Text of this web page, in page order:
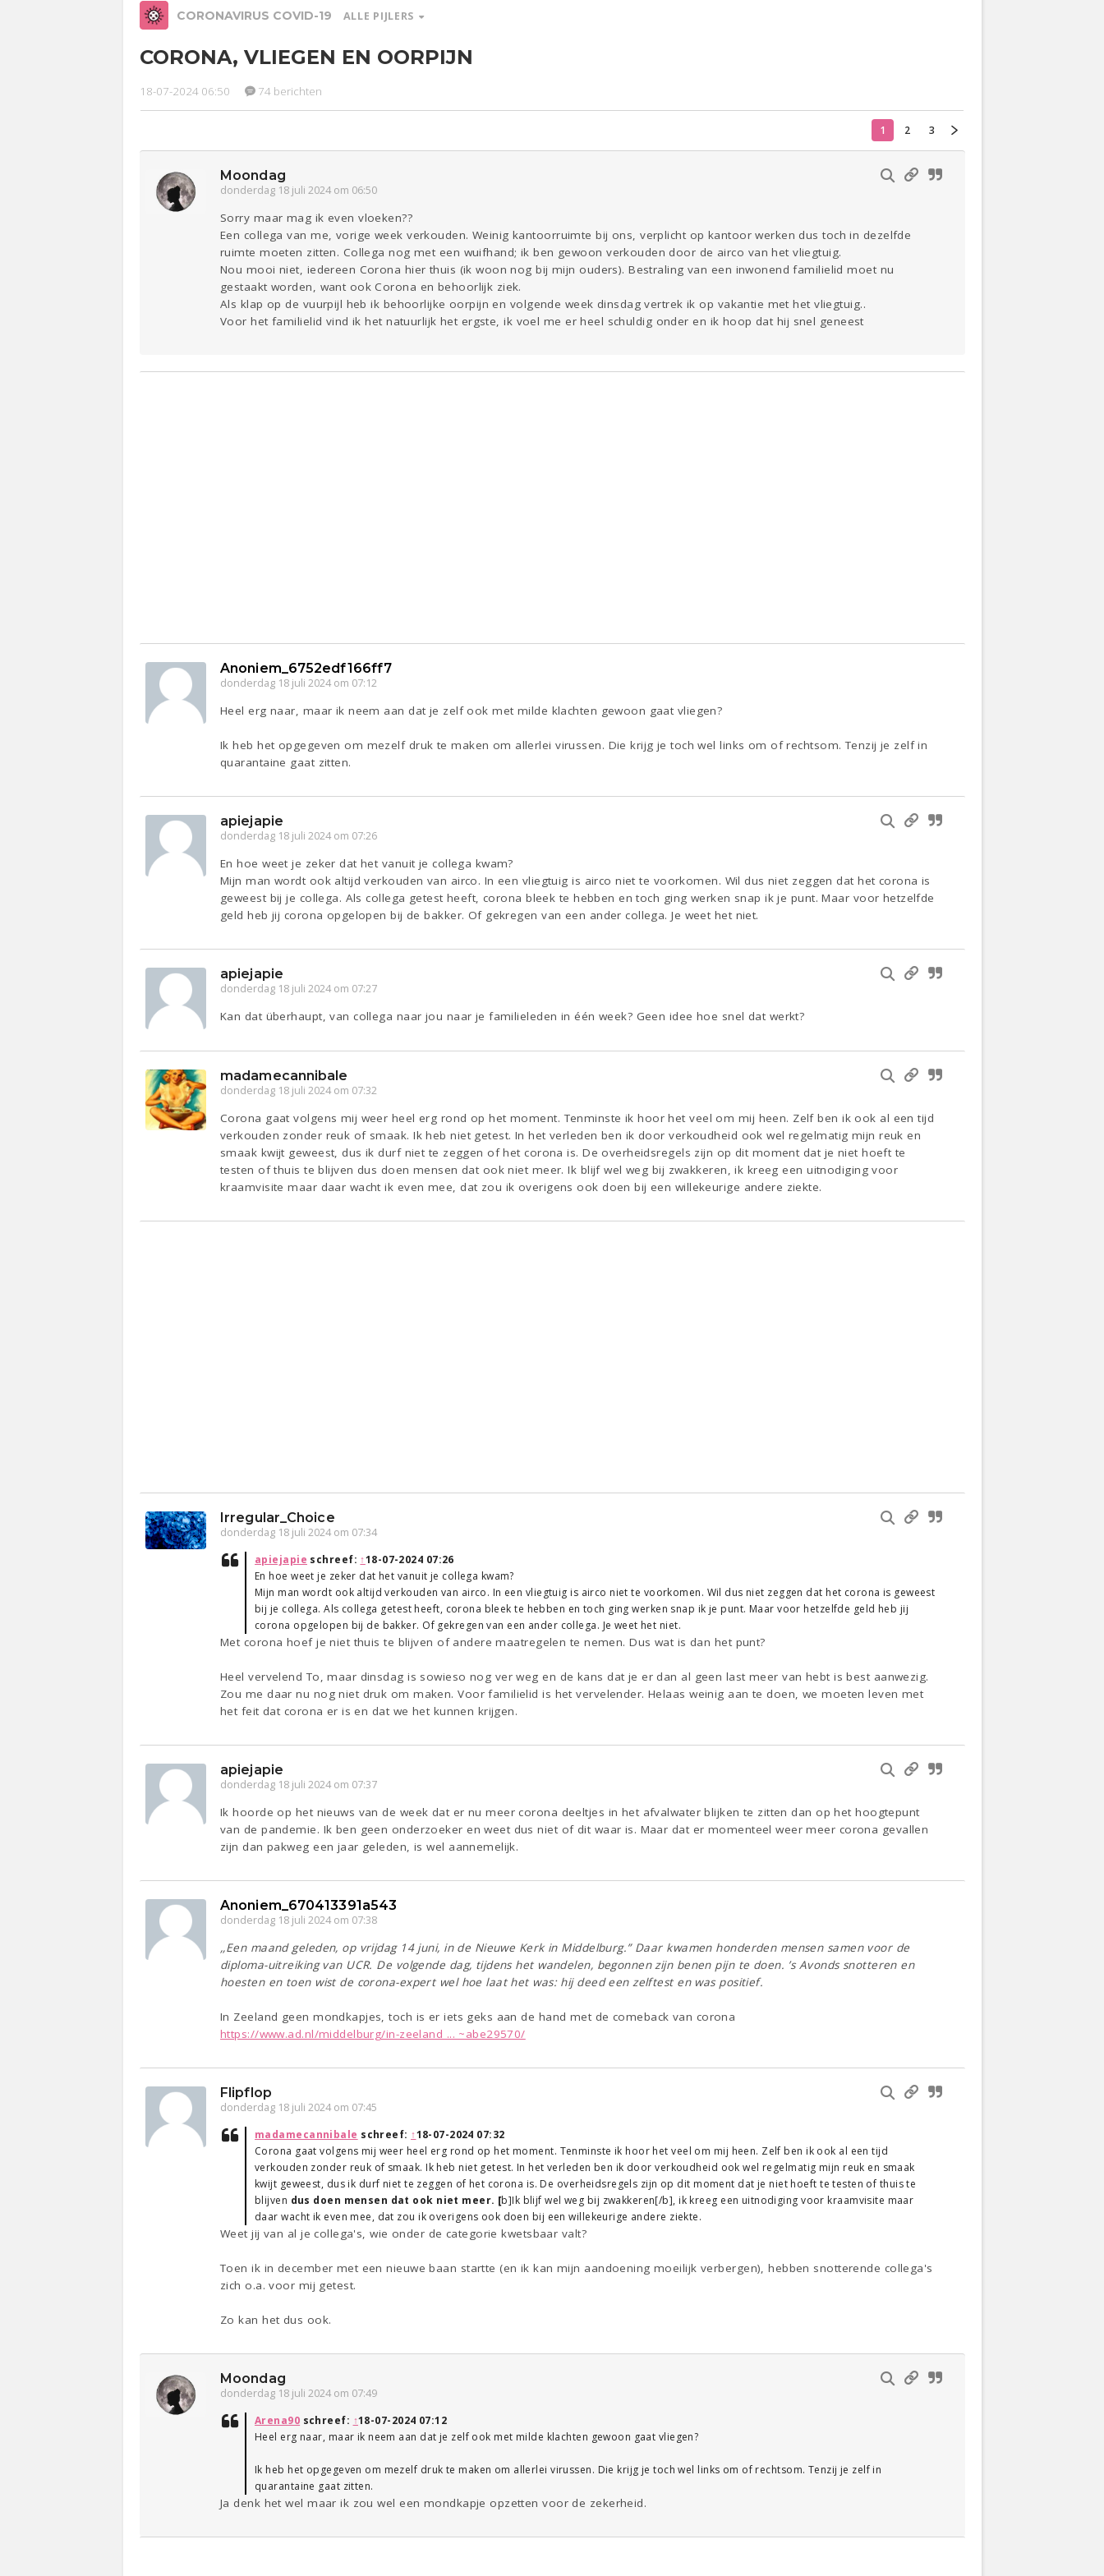
CORONAVIRUS COVID-19 ALLE PIJLERS
Entertainment Lijf & Lijn Kinderen Digi Eten
Mode &
Zwanger Psyche Thuis Klussen
Sport
CORONA, VLIEGEN EN OORPIJN
18-07-2024 06:50 74 berichten
1 2 3
Moondag
donderdag 18 juli 2024 om 06:50
Sorry maar mag ik even vloeken??
Een collega van me, vorige week verkouden. Weinig kantoorruimte bij ons, verplicht op kantoor werken dus toch in dezelfde
ruimte moeten zitten. Collega nog met een wuifhand; ik ben gewoon verkouden door de airco van het vliegtuig.
Nou mooi niet, iedereen Corona hier thuis (ik woon nog bij mijn ouders). Bestraling van een inwonend familielid moet nu
gestaakt worden, want ook Corona en behoorlijk ziek.
Als klap op de vuurpijl heb ik behoorlijke oorpijn en volgende week dinsdag vertrek ik op vakantie met het vliegtuig..
Voor het familielid vind ik het natuurlijk het ergste, ik voel me er heel schuldig onder en ik hoop dat hij snel geneest
Anoniem_6752edf166ff7
donderdag 18 juli 2024 om 07:12
Heel erg naar, maar ik neem aan dat je zelf ook met milde klachten gewoon gaat vliegen?
Ik heb het opgegeven om mezelf druk te maken om allerlei virussen. Die krijg je toch wel links om of rechtsom. Tenzij je zelf in
quarantaine gaat zitten.
apiejapie
donderdag 18 juli 2024 om 07:26
En hoe weet je zeker dat het vanuit je collega kwam?
Mijn man wordt ook altijd verkouden van airco. In een vliegtuig is airco niet te voorkomen. Wil dus niet zeggen dat het corona is
geweest bij je collega. Als collega getest heeft, corona bleek te hebben en toch ging werken snap ik je punt. Maar voor hetzelfde
geld heb jij corona opgelopen bij de bakker. Of gekregen van een ander collega. Je weet het niet.
apiejapie
donderdag 18 juli 2024 om 07:27
Kan dat überhaupt, van collega naar jou naar je familieleden in één week? Geen idee hoe snel dat werkt?
madamecannibale
donderdag 18 juli 2024 om 07:32
Corona gaat volgens mij weer heel erg rond op het moment. Tenminste ik hoor het veel om mij heen. Zelf ben ik ook al een tijd
verkouden zonder reuk of smaak. Ik heb niet getest. In het verleden ben ik door verkoudheid ook wel regelmatig mijn reuk en
smaak kwijt geweest, dus ik durf niet te zeggen of het corona is. De overheidsregels zijn op dit moment dat je niet hoeft te
testen of thuis te blijven dus doen mensen dat ook niet meer. Ik blijf wel weg bij zwakkeren, ik kreeg een uitnodiging voor
kraamvisite maar daar wacht ik even mee, dat zou ik overigens ook doen bij een willekeurige andere ziekte.
Irregular_Choice
donderdag 18 juli 2024 om 07:34
apiejapie schreef: ↑18-07-2024 07:26
En hoe weet je zeker dat het vanuit je collega kwam?
Mijn man wordt ook altijd verkouden van airco. In een vliegtuig is airco niet te voorkomen. Wil dus niet zeggen dat het corona is geweest
bij je collega. Als collega getest heeft, corona bleek te hebben en toch ging werken snap ik je punt. Maar voor hetzelfde geld heb jij
corona opgelopen bij de bakker. Of gekregen van een ander collega. Je weet het niet.
Met corona hoef je niet thuis te blijven of andere maatregelen te nemen. Dus wat is dan het punt?
Heel vervelend To, maar dinsdag is sowieso nog ver weg en de kans dat je er dan al geen last meer van hebt is best aanwezig.
Zou me daar nu nog niet druk om maken. Voor familielid is het vervelender. Helaas weinig aan te doen, we moeten leven met
het feit dat corona er is en dat we het kunnen krijgen.
apiejapie
donderdag 18 juli 2024 om 07:37
Ik hoorde op het nieuws van de week dat er nu meer corona deeltjes in het afvalwater blijken te zitten dan op het hoogtepunt
van de pandemie. Ik ben geen onderzoeker en weet dus niet of dit waar is. Maar dat er momenteel weer meer corona gevallen
zijn dan pakweg een jaar geleden, is wel aannemelijk.
Anoniem_670413391a543
donderdag 18 juli 2024 om 07:38
,,Een maand geleden, op vrijdag 14 juni, in de Nieuwe Kerk in Middelburg.” Daar kwamen honderden mensen samen voor de
diploma-uitreiking van UCR. De volgende dag, tijdens het wandelen, begonnen zijn benen pijn te doen. ’s Avonds snotteren en
hoesten en toen wist de corona-expert wel hoe laat het was: hij deed een zelftest en was positief.
In Zeeland geen mondkapjes, toch is er iets geks aan de hand met de comeback van corona
https://www.ad.nl/middelburg/in-zeeland ... ~abe29570/
Flipflop
donderdag 18 juli 2024 om 07:45
madamecannibale schreef: ↑18-07-2024 07:32
Corona gaat volgens mij weer heel erg rond op het moment. Tenminste ik hoor het veel om mij heen. Zelf ben ik ook al een tijd
verkouden zonder reuk of smaak. Ik heb niet getest. In het verleden ben ik door verkoudheid ook wel regelmatig mijn reuk en smaak
kwijt geweest, dus ik durf niet te zeggen of het corona is. De overheidsregels zijn op dit moment dat je niet hoeft te testen of thuis te
blijven dus doen mensen dat ook niet meer. [b]Ik blijf wel weg bij zwakkeren[/b], ik kreeg een uitnodiging voor kraamvisite maar
daar wacht ik even mee, dat zou ik overigens ook doen bij een willekeurige andere ziekte.
Weet jij van al je collega's, wie onder de categorie kwetsbaar valt?
Toen ik in december met een nieuwe baan startte (en ik kan mijn aandoening moeilijk verbergen), hebben snotterende collega's
zich o.a. voor mij getest.
Zo kan het dus ook.
Moondag
donderdag 18 juli 2024 om 07:49
Arena90 schreef: ↑18-07-2024 07:12
Heel erg naar, maar ik neem aan dat je zelf ook met milde klachten gewoon gaat vliegen?
Ik heb het opgegeven om mezelf druk te maken om allerlei virussen. Die krijg je toch wel links om of rechtsom. Tenzij je zelf in
quarantaine gaat zitten.
Ja denk het wel maar ik zou wel een mondkapje opzetten voor de zekerheid.